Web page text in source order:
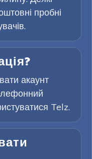
пробні
акаунт
Telz.